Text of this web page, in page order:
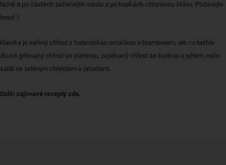
lázně a po částech zašlehejte máslo a po kapkách citronovou šťávu. Podávejte
hned :)
Klasika je vařený chřest s holandskou omáčkou a bramborem, ale co takhle
zkusit grilovaný chřest se slaninou, zapékaný chřest se šunkou a sýrem, nebo
salát se zeleným chřestem a jahodami.
Další zajímavé recepty zde.